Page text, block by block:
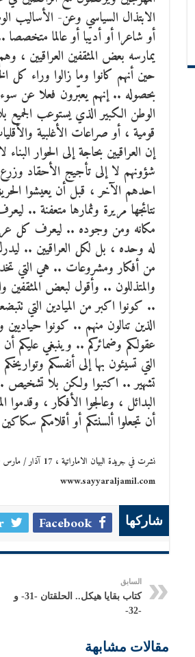
الابتذال السياسي وعن- الأساليب
أو شاعرا أو أديبا أو عالما
يمارسه بعض المثقفين العراقيين ،
حين أنهم كانوا وما زالوا وراء كل
بحصوله .. إنهم يعبّرون فعلا عن
الوطن الكبير الذي يستوعب
قومية ، أو صراعات الأغلبية
إن العراقيين بحاجة إلى الحوار
شؤونهم لا إلى تأجيج الأحقاد
احدهم الآخر ، قبل أن يعيشوا
نتائجها مريرة وثمارها متعفنة ..
مكانه ومن وجوده .. ليعرف كل
له وحده ، بل لكل العراقيين ..
من أفكار ومشروعات .. هي التي
والمتذللون .. وأقول لبعض المثقفين
.. كونوا اكبر من الميادين التي
الذين تنالون منهم .. كونوا
عقولكم وضمائركم .. وينبغي عليكم
التي تسيئون بها إلى أنفسكم
تشهير .. اكتبوا ولكن بلا تشخيص ..
البدائل ، وعالجوا الأفكار ،
أن تجعلوا ألسنتكم أو أقلامكم
نشرت في جريدة البيان الاماراتية ، 17 آذار / مارس 2010 ، ويعاد نشرها على موقع الدكتور سيار الجميل
www.sayyaraljamil.com
شاركها Facebook
السابق
كتاب بقايا هيكل.. الحلقتان -31- و
-32-
مقالات مشابهة